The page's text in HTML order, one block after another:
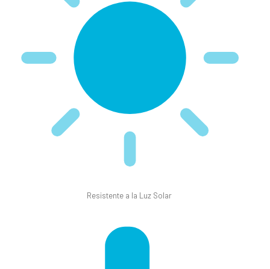
Resistente a la Luz Solar